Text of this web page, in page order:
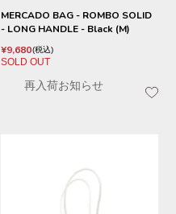
MERCADO BAG - ROMBO SOLID
- LONG HANDLE - Black (M)
¥9,680 税込
SOLD OUT
再入荷お知らせ